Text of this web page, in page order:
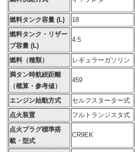
燃料タンク容量 (L)
18
燃料タンク・リザー
ブ容量 (L)
4.5
燃料（種類） レギュラーガソリン
満タン時航続距離
（概算・参考値）
459
エンジン始動方式 セルフスターター式
点火装置
フルトランジスタ式
点火プラグ標準搭
載・型式
CR9EK